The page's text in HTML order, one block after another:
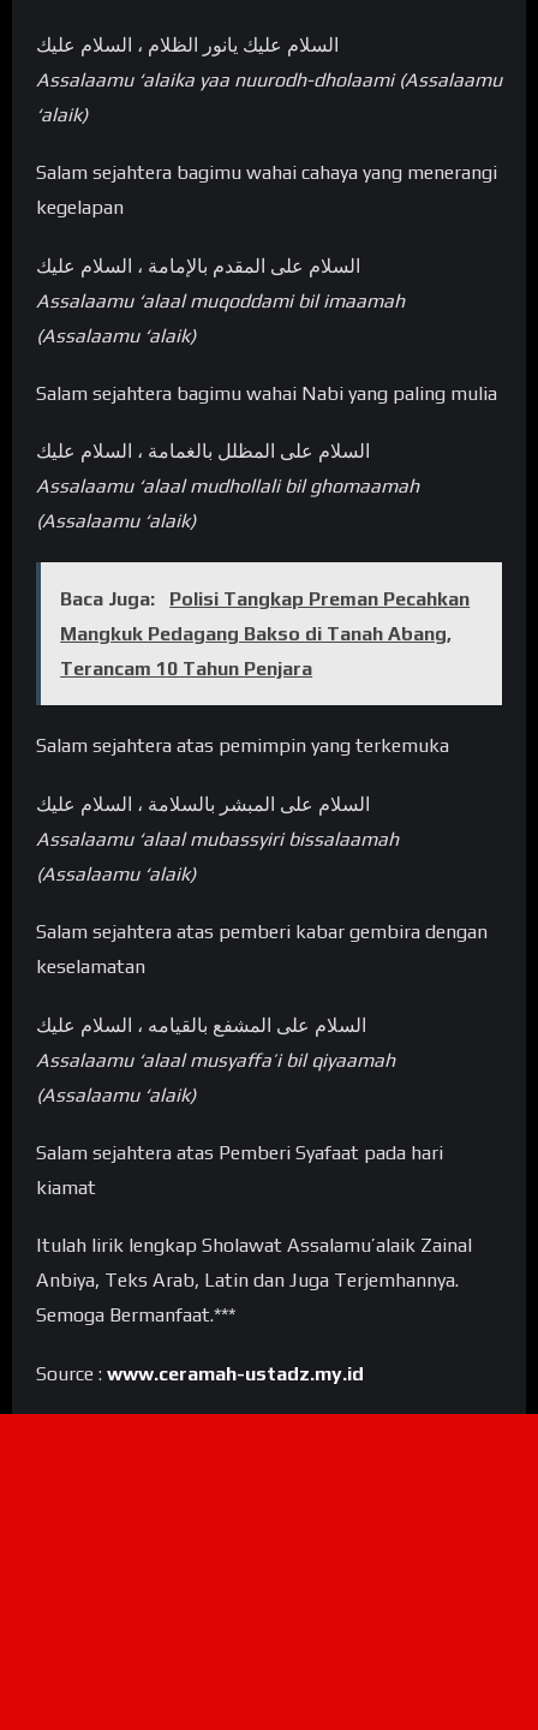
السلام عليك يانور الظلام ، السلام عليك
Assalaamu ‘alaika yaa nuurodh-dholaami (Assalaamu
‘alaik)
Salam sejahtera bagimu wahai cahaya yang menerangi
kegelapan
السلام علی المقدم بالإمامة ، السلام عليك
Assalaamu ‘alaal muqoddami bil imaamah
(Assalaamu ‘alaik)
Salam sejahtera bagimu wahai Nabi yang paling mulia
السلام علی المظلل بالغمامة ، السلام عليك
Assalaamu ‘alaal mudhollali bil ghomaamah
(Assalaamu ‘alaik)
Baca Juga:
Polisi Tangkap Preman Pecahkan
Mangkuk Pedagang Bakso di Tanah Abang,
Terancam 10 Tahun Penjara
Salam sejahtera atas pemimpin yang terkemuka
السلام علی المبشر بالسلامة ، السلام عليك
Assalaamu ‘alaal mubassyiri bissalaamah
(Assalaamu ‘alaik)
Salam sejahtera atas pemberi kabar gembira dengan
keselamatan
السلام علی المشفع بالقيامه ، السلام عليك
Assalaamu ‘alaal musyaffa’i bil qiyaamah
(Assalaamu ‘alaik)
Salam sejahtera atas Pemberi Syafaat pada hari
kiamat
Itulah lirik lengkap Sholawat Assalamu’alaik Zainal
Anbiya, Teks Arab, Latin dan Juga Terjemhannya.
Semoga Bermanfaat.***
Source : www.ceramah-ustadz.my.id